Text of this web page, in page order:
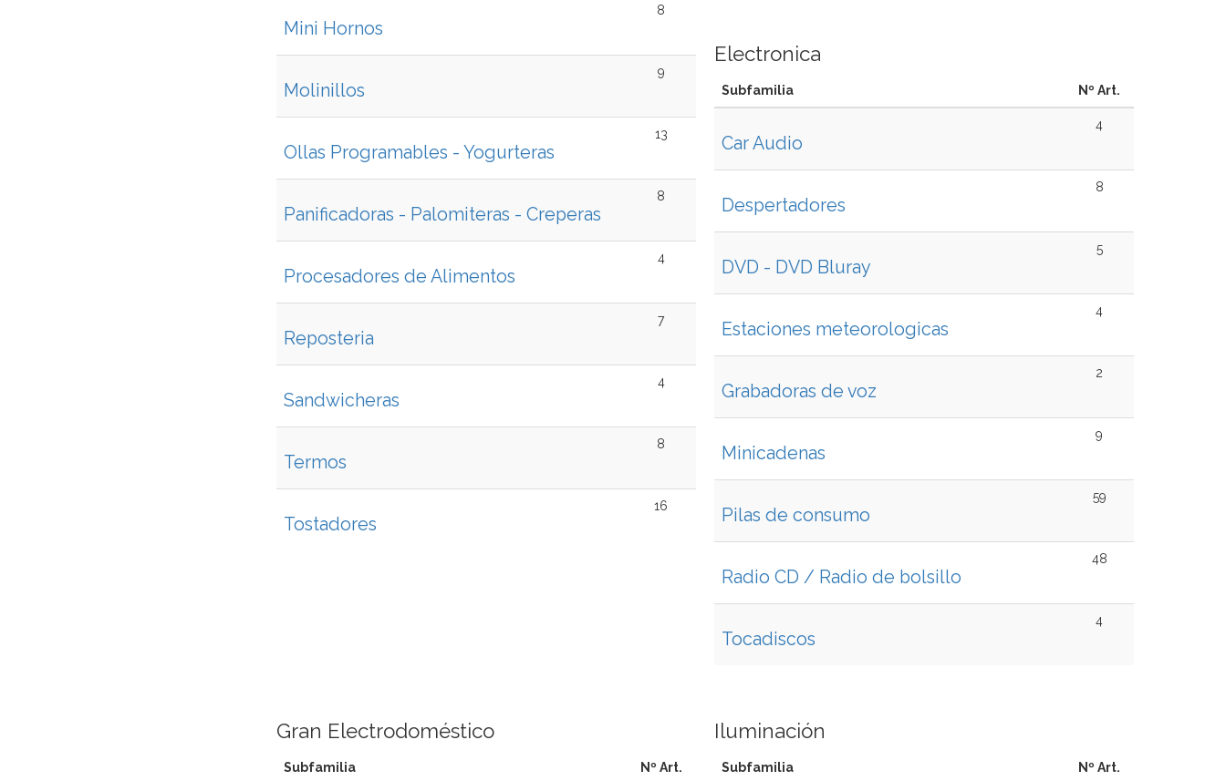
Mini Hornos
8
Molinillos
9
Ollas Programables - Yogurteras
13
Panificadoras - Palomiteras - Creperas
8
Procesadores de Alimentos
4
Reposteria
7
Sandwicheras
4
Termos
8
Tostadores
16
Electronica
Subfamilia Nº Art.
Car Audio
4
Despertadores
8
DVD - DVD Bluray
5
Estaciones meteorologicas
4
Grabadoras de voz
2
Minicadenas
9
Pilas de consumo
59
Radio CD / Radio de bolsillo
48
Tocadiscos
4
Gran Electrodoméstico
Subfamilia Nº Art.
Iluminación
Subfamilia Nº Art.